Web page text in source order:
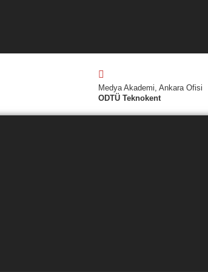
Medya Akademi, Ankara Ofisi
ODTÜ Teknokent